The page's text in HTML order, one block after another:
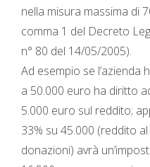
nella misura massima di
comma 1 del Decreto
n° 80 del 14/05/2005).
Ad esempio se l’azienda
a 50.000 euro ha diritto
5.000 euro sul reddito;
33% su 45.000 (reddito
donazioni) avrà